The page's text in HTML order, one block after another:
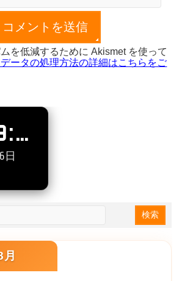
を低減するために Akismet を使って
ータの処理方法の詳細はこちらをご
00:59:07
日